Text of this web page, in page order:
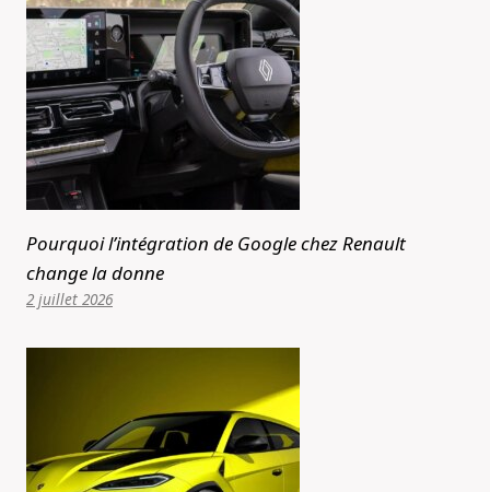
Pourquoi l’intégration de Google chez Renault
change la donne
2 juillet 2026